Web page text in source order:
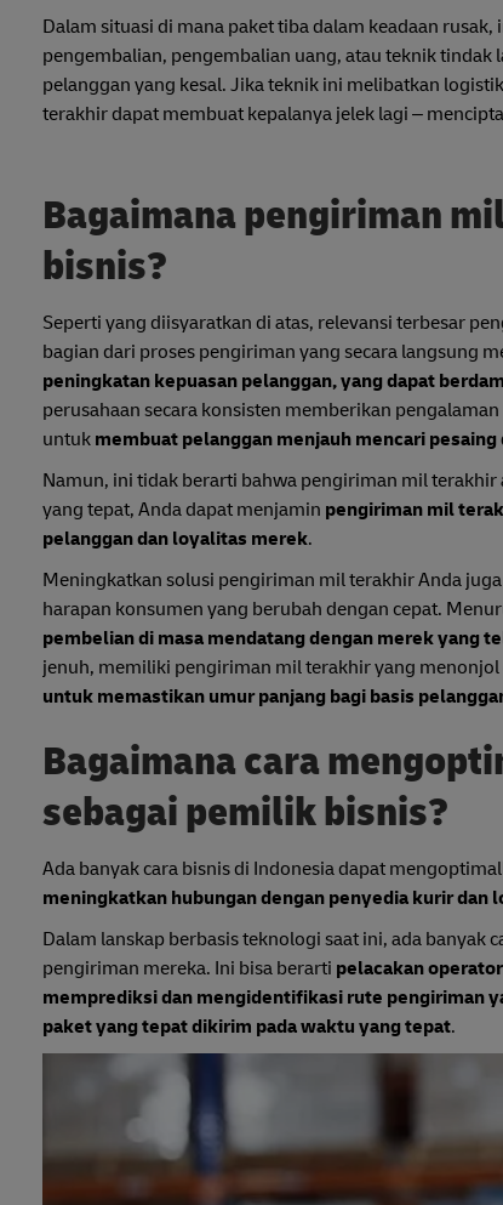
Dalam situasi di mana paket tiba dalam keadaan
pengembalian, pengembalian uang, atau teknik
pelanggan yang kesal. Jika teknik ini melibatkan
terakhir dapat membuat kepalanya jelek lagi –
Bagaimana pengiriman
bisnis?
Seperti yang diisyaratkan di atas, relevansi terbesar
bagian dari proses pengiriman yang secara langsung
peningkatan kepuasan pelanggan, yang dapat
perusahaan secara konsisten memberikan
untuk membuat pelanggan menjauh mencari
Namun, ini tidak berarti bahwa pengiriman mil
yang tepat, Anda dapat menjamin pengiriman mil
pelanggan dan loyalitas merek.
Meningkatkan solusi pengiriman mil terakhir Anda
harapan konsumen yang berubah dengan cepat.
pembelian di masa mendatang dengan merek yang
jenuh, memiliki pengiriman mil terakhir yang
untuk memastikan umur panjang bagi basis
Bagaimana cara
sebagai pemilik bisnis?
Ada banyak cara bisnis di Indonesia dapat
meningkatkan hubungan dengan penyedia kurir dan
Dalam lanskap berbasis teknologi saat ini, ada
pengiriman mereka. Ini bisa berarti pelacakan
memprediksi dan mengidentifikasi rute pengiriman
paket yang tepat dikirim pada waktu yang tepat.